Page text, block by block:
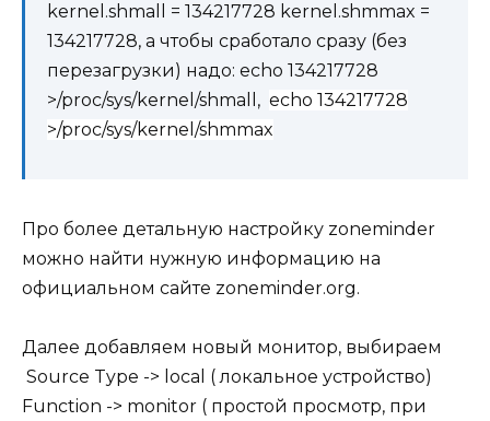
kernel.shmall = 134217728 kernel.shmmax =
134217728, а чтобы сработало сразу (без
перезагрузки) надо: echo 134217728
>/proc/sys/kernel/shmall, echo 134217728
>/proc/sys/kernel/shmmax
Про более детальную настройку zoneminder
можно найти нужную информацию на
официальном сайте zoneminder.org.
Далее добавляем новый монитор, выбираем
Source Type -> local ( локальное устройство)
Function -> monitor ( простой просмотр, при